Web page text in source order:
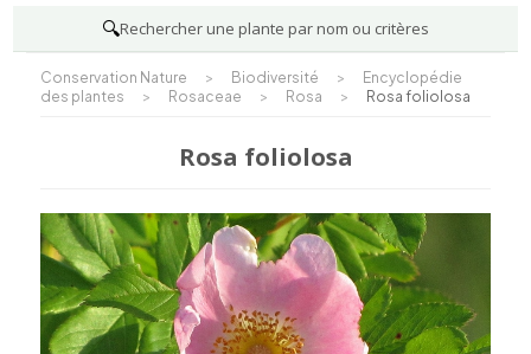
🔍Rechercher une plante par nom ou critères
Conservation Nature > Biodiversité >
Encyclopédie
des plantes
> Rosaceae > Rosa > Rosa foliolosa
Rosa foliolosa